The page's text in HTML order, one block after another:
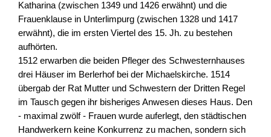
Katharina (zwischen 1349 und 1426 erwähnt) und die
Frauenklause in Unterlimpurg (zwischen 1328 und 1417
erwähnt), die im ersten Viertel des 15. Jh. zu bestehen
aufhörten.
1512 erwarben die beiden Pfleger des Schwesternhauses
drei Häuser im Berlerhof bei der Michaelskirche. 1514
übergab der Rat Mutter und Schwestern der Dritten Regel
im Tausch gegen ihr bisheriges Anwesen dieses Haus. Den
- maximal zwölf - Frauen wurde auferlegt, den städtischen
Handwerkern keine Konkurrenz zu machen, sondern sich